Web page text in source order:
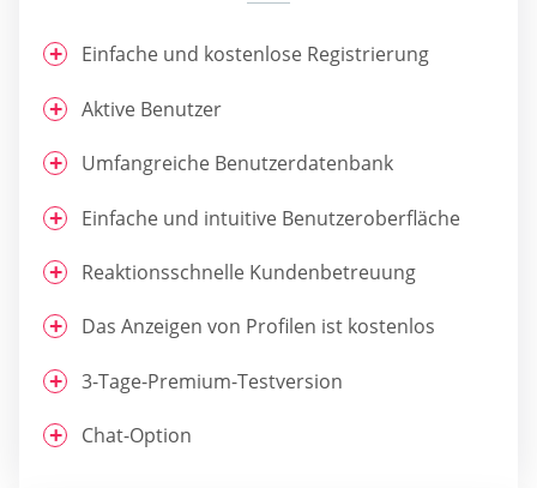
Einfache und kostenlose Registrierung
Aktive Benutzer
Umfangreiche Benutzerdatenbank
Einfache und intuitive Benutzeroberfläche
Reaktionsschnelle Kundenbetreuung
Das Anzeigen von Profilen ist kostenlos
3-Tage-Premium-Testversion
Chat-Option